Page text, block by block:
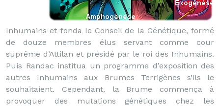
Inhumains et fonda le Conseil de la Génétique, formé
de douze membres élus servant comme cour
suprême d’Attilan et présidé par le roi des Inhumains.
Puis Randac institua un programme d’exposition des
autres Inhumains aux Brumes Terrigènes s’ils le
souhaitaient. Cependant, la Brume commença à
provoquer des mutations génétiques chez les